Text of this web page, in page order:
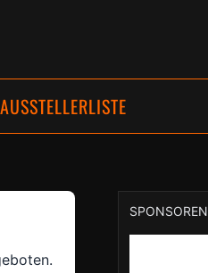
AUSSTELLERLISTE
SPONSOREN